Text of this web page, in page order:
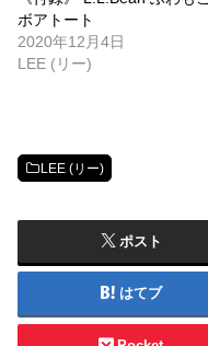
ボアトート
2020年12月4日
LEE (リー)
LEE (リー)
ポスト
はてブ